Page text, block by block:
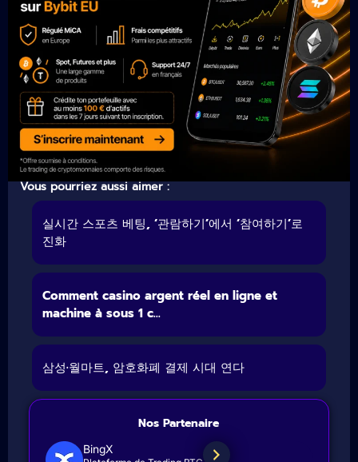
Vous pourriez aussi aimer :
실시간 스포츠 베팅, ‘관람하기’에서 ‘참여하기’로
진화
Comment casino argent réel en ligne et
machine à sous 1 c...
삼성·월마트, 암호화폐 결제 시대 연다
Nos Partenaire
BingX